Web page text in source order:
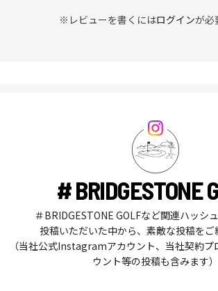
※レビューを書くにはログインが必
# BRIDGESTONE
＃BRIDGESTONE GOLFなど関連ハッシ
投稿いただいた中から、素敵な投稿をご
（当社公式Instagramアカウント、当社契約
ウント等の投稿も含みます）